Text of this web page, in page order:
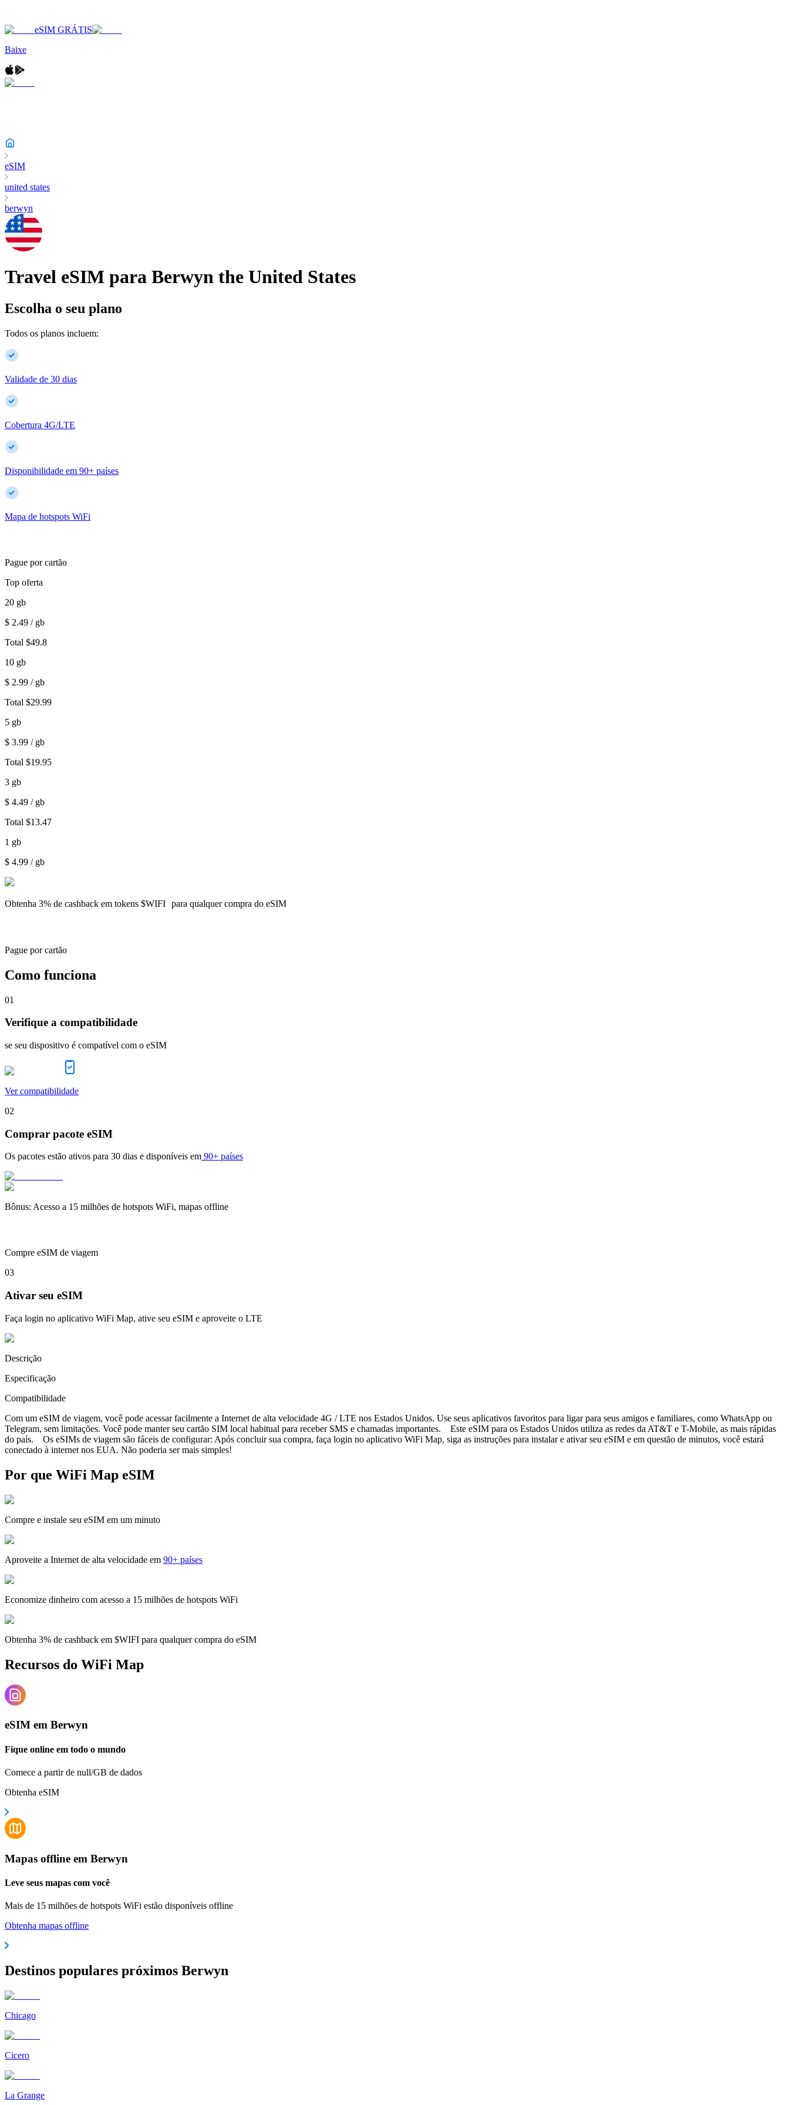
eSIM GRÁTIS
Baixe
eSIM
united states
berwyn
Travel eSIM para Berwyn the United States
Escolha o seu plano
Todos os planos incluem:
Validade de 30 dias
Cobertura 4G/LTE
Disponibilidade em 90+ países
Mapa de hotspots WiFi
Pague por cartão
Top oferta
20 gb
$ 2.49 / gb
Total $49.8
10 gb
$ 2.99 / gb
Total $29.99
5 gb
$ 3.99 / gb
Total $19.95
3 gb
$ 4.49 / gb
Total $13.47
1 gb
$ 4.99 / gb
Obtenha 3% de cashback em tokens $WIFI para qualquer compra do eSIM
Pague por cartão
Como funciona
01
Verifique a compatibilidade
se seu dispositivo é compatível com o eSIM
Ver compatibilidade
02
Comprar pacote eSIM
Os pacotes estão ativos para 30 dias e disponíveis em 90+ países
Bônus: Acesso a 15 milhões de hotspots WiFi, mapas offline
Compre eSIM de viagem
03
Ativar seu eSIM
Faça login no aplicativo WiFi Map, ative seu eSIM e aproveite o LTE
Descrição
Especificação
Compatibilidade
Com um eSIM de viagem, você pode acessar facilmente a Internet de alta velocidade 4G / LTE nos Estados Unidos. Use seus aplicativos favoritos para ligar para seus amigos e familiares, como WhatsApp ou
Telegram, sem limitações. Você pode manter seu cartão SIM local habitual para receber SMS e chamadas importantes. Este eSIM para os Estados Unidos utiliza as redes da AT&T e T-Mobile, as mais rápidas
do país. Os eSIMs de viagem são fáceis de configurar: Após concluir sua compra, faça login no aplicativo WiFi Map, siga as instruções para instalar e ativar seu eSIM e em questão de minutos, você estará
conectado à internet nos EUA. Não poderia ser mais simples!
Por que WiFi Map eSIM
Compre e instale seu eSIM em um minuto
Aproveite a Internet de alta velocidade em 90+ países
Economize dinheiro com acesso a 15 milhões de hotspots WiFi
Obtenha 3% de cashback em $WIFI para qualquer compra do eSIM
Recursos do WiFi Map
eSIM em Berwyn
Fique online em todo o mundo
Comece a partir de null/GB de dados
Obtenha eSIM
Mapas offline em Berwyn
Leve seus mapas com você
Mais de 15 milhões de hotspots WiFi estão disponíveis offline
Obtenha mapas offline
Destinos populares próximos Berwyn
Chicago
Cicero
La Grange